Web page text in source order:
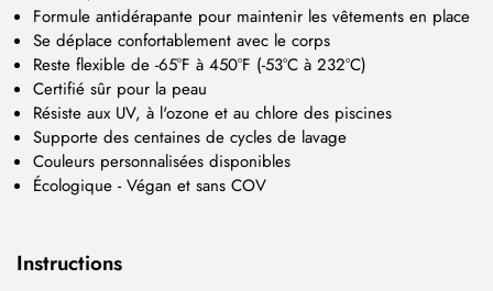
Formule antidérapante pour maintenir les vêtements en place
Se déplace confortablement avec le corps
Reste flexible de -65°F à 450°F (-53°C à 232°C)
Certifié sûr pour la peau
Résiste aux UV, à l'ozone et au chlore des piscines
Supporte des centaines de cycles de lavage
Couleurs personnalisées disponibles
Écologique - Végan et sans COV
Instructions